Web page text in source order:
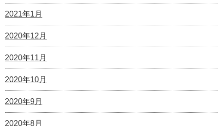
2021年1月
2020年12月
2020年11月
2020年10月
2020年9月
2020年8月